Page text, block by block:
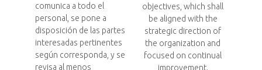
comunica a todo el
personal, se pone a
disposición de las partes
interesadas pertinentes
según corresponda, y se
revisa al menos
objectives, which shall
be aligned with the
strategic direction of
the organization and
focused on continual
improvement.